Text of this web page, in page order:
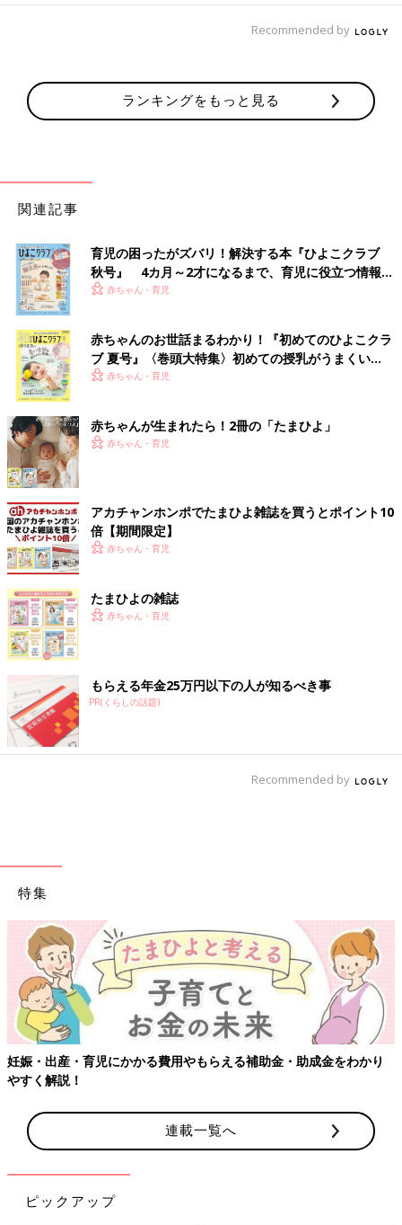
Recommended by
ランキングをもっと見る
関連記事
育児の困ったがズバリ！解決する本『ひよこクラブ
秋号』 4カ月～2才になるまで、育児に役立つ情報が
いっぱい！
赤ちゃん・育児
赤ちゃんのお世話まるわかり！『初めてのひよこクラ
ブ 夏号』〈巻頭大特集〉初めての授乳がうまくい
く！ おっぱい・ミルクの基本と夏のトラブル 解決テ
赤ちゃん・育児
赤ちゃんが生まれたら！2冊の「たまひよ」
赤ちゃん・育児
アカチャンホンポでたまひよ雑誌を買うとポイント10
倍【期間限定】
赤ちゃん・育児
たまひよの雑誌
赤ちゃん・育児
もらえる年金25万円以下の人が知るべき事
PR(くらしの話題)
Recommended by
特集
妊娠・出産・育児にかかる費用やもらえる補助金・助成金をわかり
やすく解説！
連載一覧へ
ピックアップ